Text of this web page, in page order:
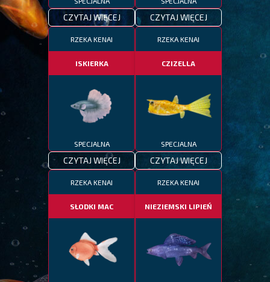
CZYTAJ WIĘCEJ CZYTAJ WIĘCEJ
RZEKA KENAI
ISKIERKA
SPECJALNA
CZYTAJ WIĘCEJ
RZEKA KENAI
CZIZELLA
SPECJALNA
CZYTAJ WIĘCEJ
RZEKA KENAI
SŁODKI MAC
RZEKA KENAI
NIEZIEMSKI LIPIEŃ